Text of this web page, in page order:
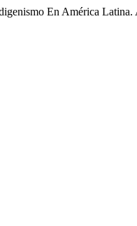
En América Latina.